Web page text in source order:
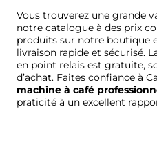
Vous trouverez une grande
notre catalogue à des prix
produits sur notre boutique
livraison rapide et sécurisé.
en point relais est gratuite,
d’achat. Faites confiance à
machine à café
praticité à un excellent